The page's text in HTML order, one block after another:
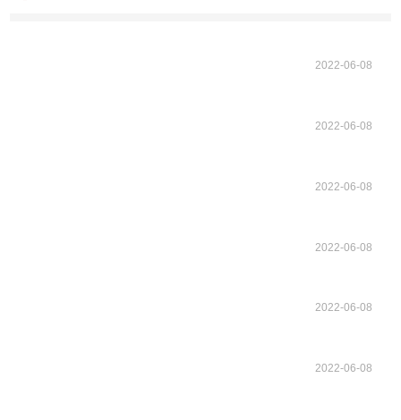
2022-06-08
2022-06-08
2022-06-08
2022-06-08
2022-06-08
2022-06-08